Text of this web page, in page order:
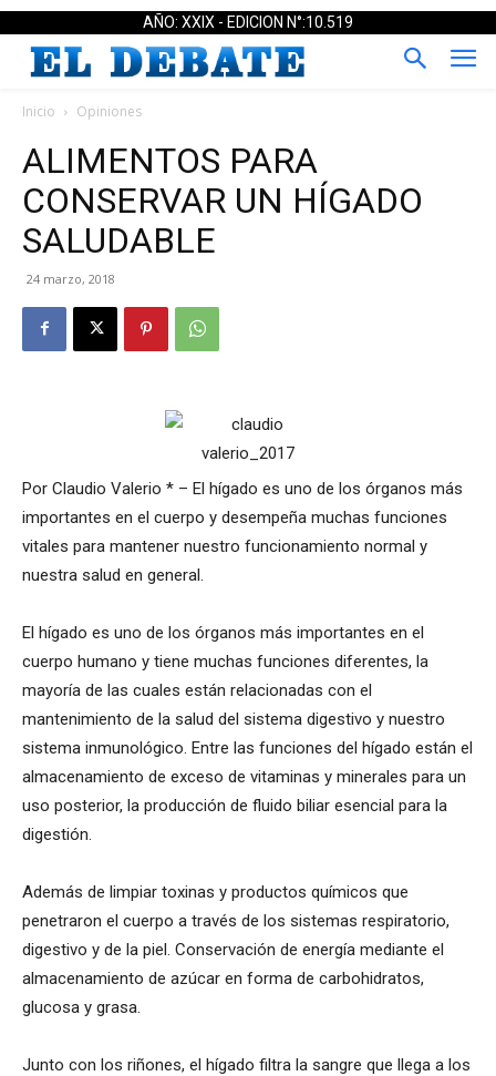
AÑO: XXIX - EDICION N°:10.519
Inicio Opiniones
ALIMENTOS PARA
CONSERVAR UN HÍGADO
SALUDABLE
24 marzo, 2018
Por Claudio Valerio * – El hígado es uno de los órganos más
importantes en el cuerpo y desempeña muchas funciones
vitales para mantener nuestro funcionamiento normal y
nuestra salud en general.
El hígado es uno de los órganos más importantes en el
cuerpo humano y tiene muchas funciones diferentes, la
mayoría de las cuales están relacionadas con el
mantenimiento de la salud del sistema digestivo y nuestro
sistema inmunológico. Entre las funciones del hígado están el
almacenamiento de exceso de vitaminas y minerales para un
uso posterior, la producción de fluido biliar esencial para la
digestión.
Además de limpiar toxinas y productos químicos que
penetraron el cuerpo a través de los sistemas respiratorio,
digestivo y de la piel. Conservación de energía mediante el
almacenamiento de azúcar en forma de carbohidratos,
glucosa y grasa.
Junto con los riñones, el hígado filtra la sangre que llega a los